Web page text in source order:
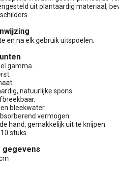
uit plantaardig materiaal,
en na elk gebruik uitspoelen.
gamma.
natuurlijke spons.
bleekwater.
vermogen.
hand, gemakkelijk uit te knijpen.
stuks
gegevens